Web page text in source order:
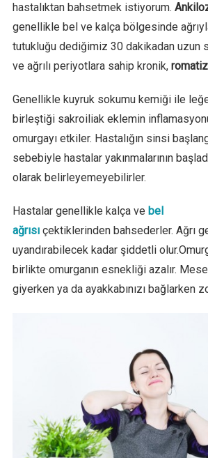
hastalıktan bahsetmek istiyorum.
genellikle bel ve kalça bölgesinde
tutukluğu dediğimiz 30 dakikadan uzun
ve ağrılı periyotlara sahip kronik,
Genellikle kuyruk sokumu kemiği ile
birleştiği sakroiliak eklemin
omurgayı etkiler. Hastalığın sinsi
sebebiyle hastalar yakınmalarının
olarak belirleyemeyebilirler.
Hastalar genellikle kalça ve bel
ağrısıçektiklerinden bahsederler. Ağrı
uyandırabilecek kadar şiddetli
birlikte omurganın esnekliği azalır.
giyerken ya da ayakkabınızı bağlarken